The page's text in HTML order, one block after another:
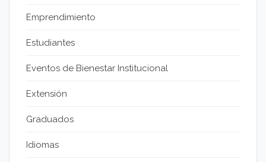
Emprendimiento
Estudiantes
Eventos de Bienestar Institucional
Extensión
Graduados
Idiomas